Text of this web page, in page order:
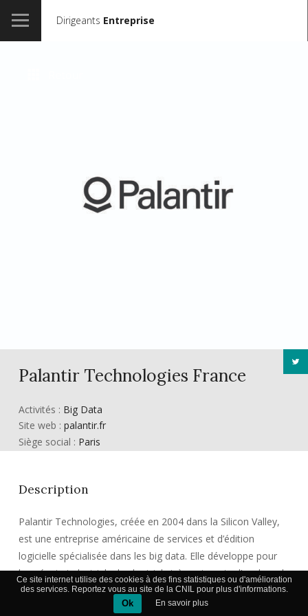
Dirigeants Entreprise
Palantir Technologies France
Activités : Big Data
Site web : palantir.fr
Siège social : Paris
Description
Palantir Technologies, créée en 2004 dans la Silicon Valley,
est une entreprise américaine de services et d’édition
logicielle spécialisée dans les big data. Elle développe pour
les géants industriels des logiciels très puissants d’analyse de
données.
Ce site internet utilise des cookies à des fins statistiques ou d'amélioration
des services. Reportez vous au site de la CNIL pour plus d'informations.
Ok En savoir plus